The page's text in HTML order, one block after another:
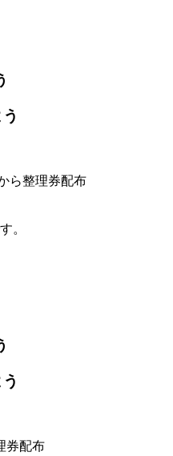
ら整理券配布
。
券配布